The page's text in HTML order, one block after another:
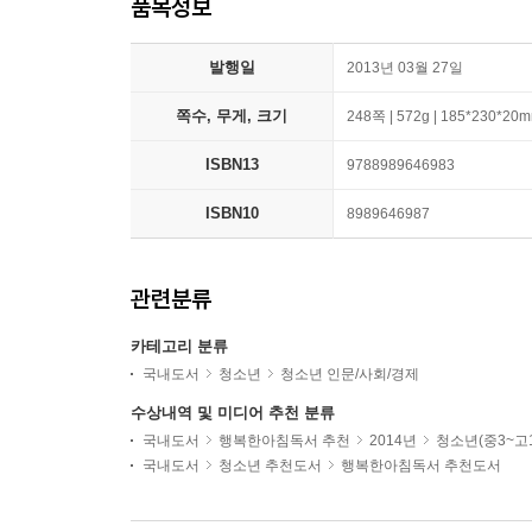
품목정보
발행일 2013년 03월 27일
쪽수, 무게, 크기 248쪽 | 572g |
ISBN13 9788989646983
ISBN10 8989646987
관련분류
카테고리 분류
국내도서 청소년 청소년 인문/사회/경제
수상내역 및 미디어 추천 분류
국내도서 행복한아침독서 추천 2014년
청소년(중3~고
국내도서
청소년 추천도서 행복한아침독서 추천도서